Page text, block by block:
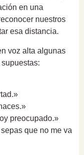
en una
nuestros
esa distancia.
voz alta algunas
preocupado.»
que no me va